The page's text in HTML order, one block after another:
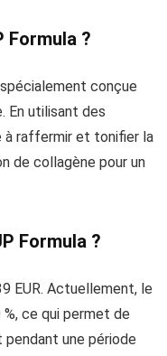
Formula ?
conçue
En utilisant des
à raffermir et tonifier la
de collagène pour un
Formula ?
EUR. Actuellement, le
ce qui permet de
une période